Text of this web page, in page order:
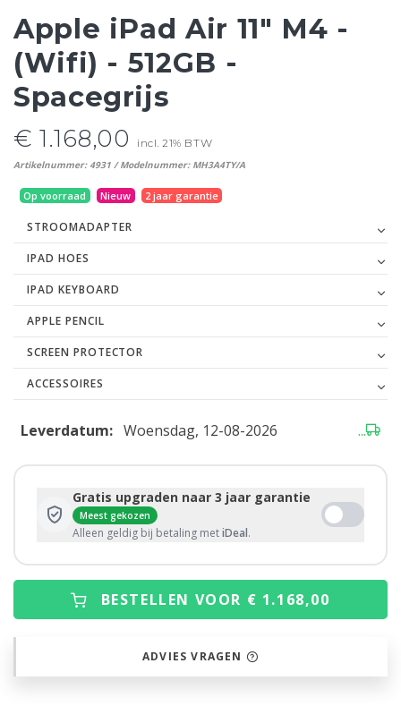
Apple iPad Air 11" M4 -
(Wifi) - 512GB -
Spacegrijs
€ 1.168,00 incl. 21% BTW
Artikelnummer: 4931 / Modelnummer: MH3A4TY/A
Op voorraad Nieuw 2 jaar garantie
STROOMADAPTER
IPAD HOES
IPAD KEYBOARD
APPLE PENCIL
SCREEN PROTECTOR
ACCESSOIRES
Leverdatum: Woensdag, 12-08-2026 ...
Gratis upgraden naar 3 jaar garantie
Meest gekozen
Alleen geldig bij betaling metiDeal.
BESTELLEN VOOR € 1.168,00
ADVIES VRAGEN